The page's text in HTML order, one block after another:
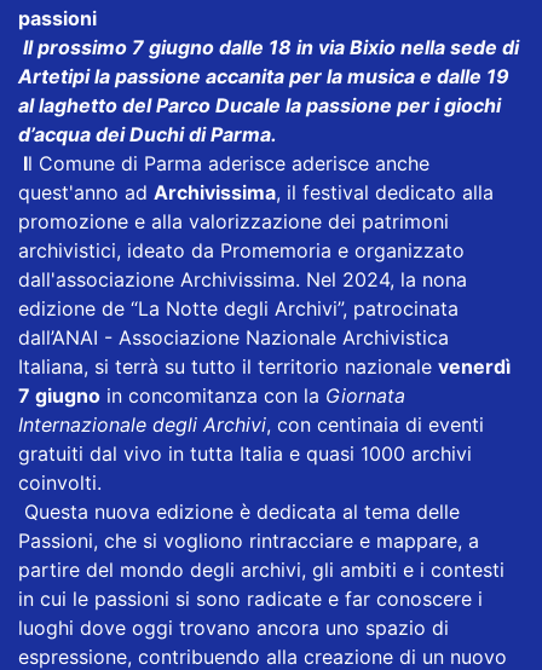
passioni
Il prossimo 7 giugno dalle 18 in via Bixio nella sede di
Artetipi la passione accanita per la musica e dalle 19
al laghetto del Parco Ducale la passione per i giochi
d’acqua dei Duchi di Parma.
Il Comune di Parma aderisce aderisce anche
quest'anno ad Archivissima, il festival dedicato alla
promozione e alla valorizzazione dei patrimoni
archivistici, ideato da Promemoria e organizzato
dall'associazione Archivissima. Nel 2024, la nona
edizione de “La Notte degli Archivi”, patrocinata
dall’ANAI - Associazione Nazionale Archivistica
Italiana, si terrà su tutto il territorio nazionale venerdì
7 giugno in concomitanza con la Giornata
Internazionale degli Archivi, con centinaia di eventi
gratuiti dal vivo in tutta Italia e quasi 1000 archivi
coinvolti.
Questa nuova edizione è dedicata al tema delle
Passioni, che si vogliono rintracciare e mappare, a
partire del mondo degli archivi, gli ambiti e i contesti
in cui le passioni si sono radicate e far conoscere i
luoghi dove oggi trovano ancora uno spazio di
espressione, contribuendo alla creazione di un nuovo